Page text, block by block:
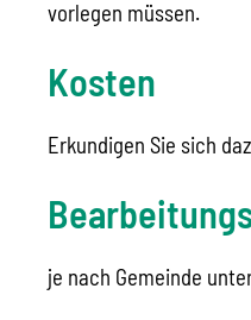
vorlegen müssen.
Kosten
Erkundigen Sie sich
je nach Gemeinde